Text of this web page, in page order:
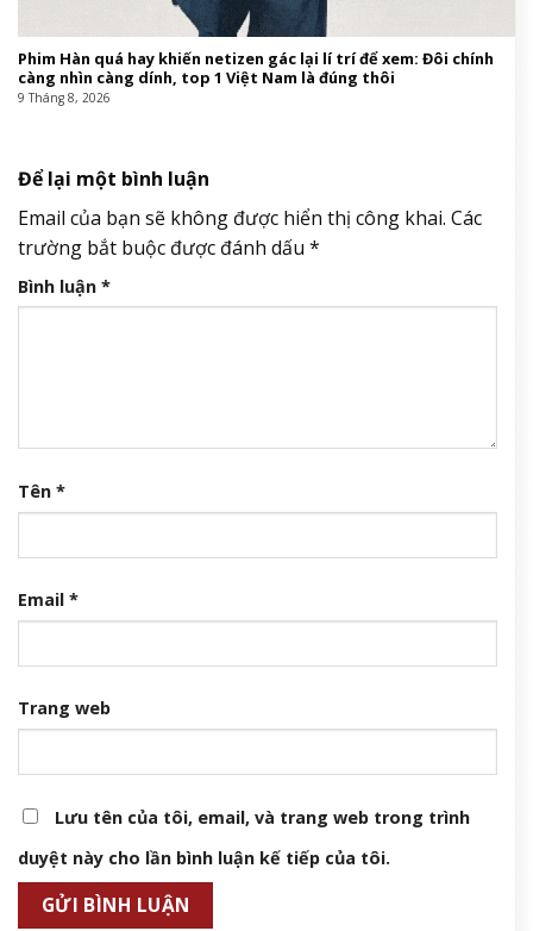
Phim Hàn quá hay khiến netizen gác lại lí trí để xem: Đôi chính
càng nhìn càng dính, top 1 Việt Nam là đúng thôi
9 Tháng 8, 2026
Để lại một bình luận
Email của bạn sẽ không được hiển thị công khai. Các
trường bắt buộc được đánh dấu *
Bình luận *
Tên *
Email *
Trang web
Lưu tên của tôi, email, và trang web trong trình
duyệt này cho lần bình luận kế tiếp của tôi.